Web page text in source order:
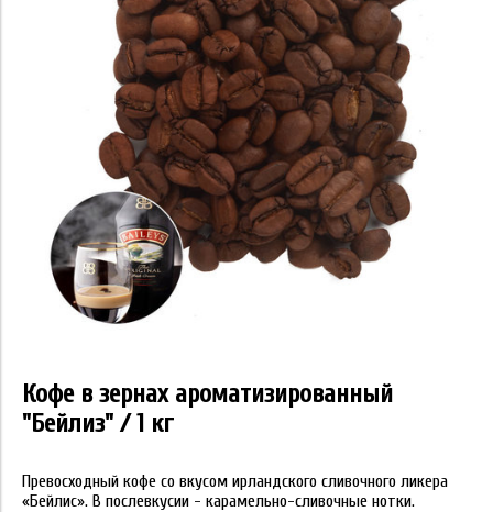
Кофе в зернах ароматизированный
"Бейлиз" / 1 кг
Превосходный кофе со вкусом ирландского сливочного ликера
«Бейлис». В послевкусии - карамельно-сливочные нотки.